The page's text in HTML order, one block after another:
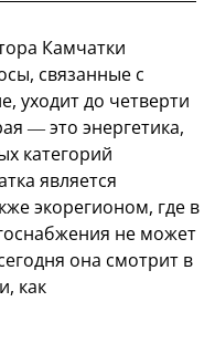
Камчатки
связанные с
уходит до четверти
— это энергетика,
категорий
является
экорегионом, где в
не может
она смотрит в
как